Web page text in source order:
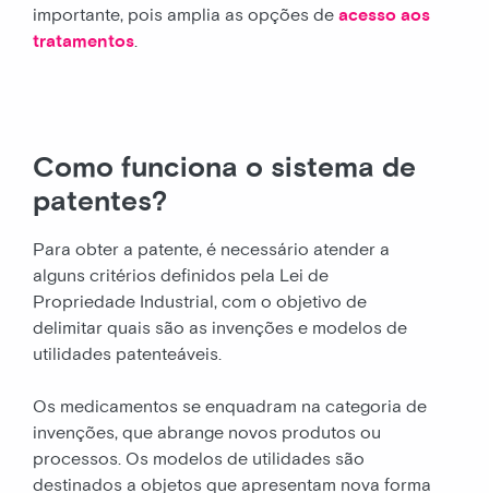
importante, pois amplia as opções de acesso aos
tratamentos.
Como funciona o sistema de
patentes?
Para obter a patente, é necessário atender a
alguns critérios definidos pela Lei de
Propriedade Industrial, com o objetivo de
delimitar quais são as invenções e modelos de
utilidades patenteáveis.
Os medicamentos se enquadram na categoria de
invenções, que abrange novos produtos ou
processos. Os modelos de utilidades são
destinados a objetos que apresentam nova forma